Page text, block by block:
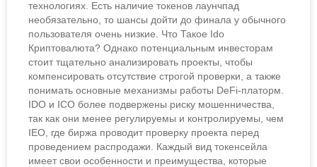
технологиях. Есть наличие токенов лаунчпад
необязательно, то шансы дойти до финала у обычного
пользователя очень низкие. Что Такое Ido
Криптовалюта? Однако потенциальным инвесторам
стоит тщательно анализировать проекты, чтобы
компенсировать отсутствие строгой проверки, а также
понимать основные механизмы работы DeFi-платорм.
IDO и ICO более подвержены риску мошенничества,
так как они менее регулируемы и контролируемы, чем
IEO, где биржа проводит проверку проекта перед
проведением распродажи. Каждый вид токенсейла
имеет свои особенности и преимущества, которые